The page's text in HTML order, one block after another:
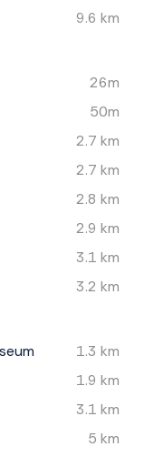
9.6 km
26m
50m
2.7 km
2.7 km
2.8 km
2.9 km
3.1 km
3.2 km
1.3 km
1.9 km
3.1 km
5 km